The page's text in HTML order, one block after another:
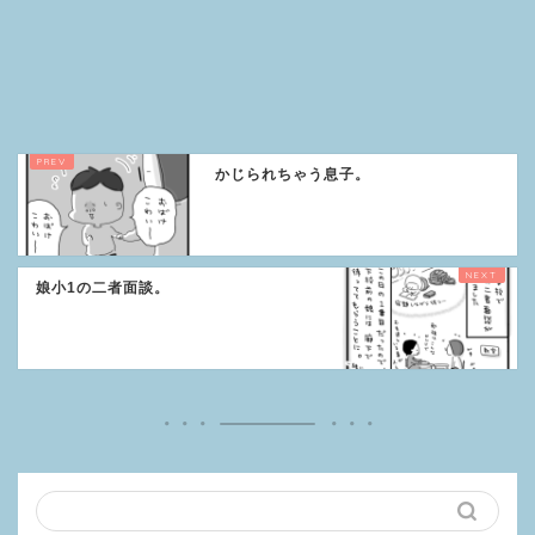
かじられちゃう息子。
娘小1の二者面談。